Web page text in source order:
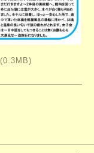
(0.3MB)